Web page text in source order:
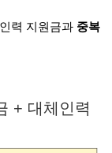
력 지원금과 중복
+ 대체인력